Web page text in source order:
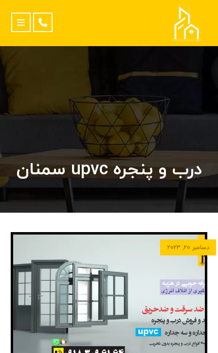
درب و پنجره upvc سمنان
دسامبر ۲۰, ۲۰۲۳